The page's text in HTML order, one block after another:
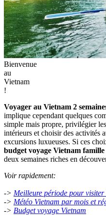
Bienvenue
au
Vietnam
!
Voyager au Vietnam 2
implique cependant quelques
simple mais propre, privilégier
intérieurs et choisir des activités
excursions luxueuses. Si ces
budget voyage Vietnam famille
deux semaines riches en
Voir rapidement:
-> Meilleure période pour visiter
-> Météo Vietnam par mois et
-> Budget voyage Vietnam